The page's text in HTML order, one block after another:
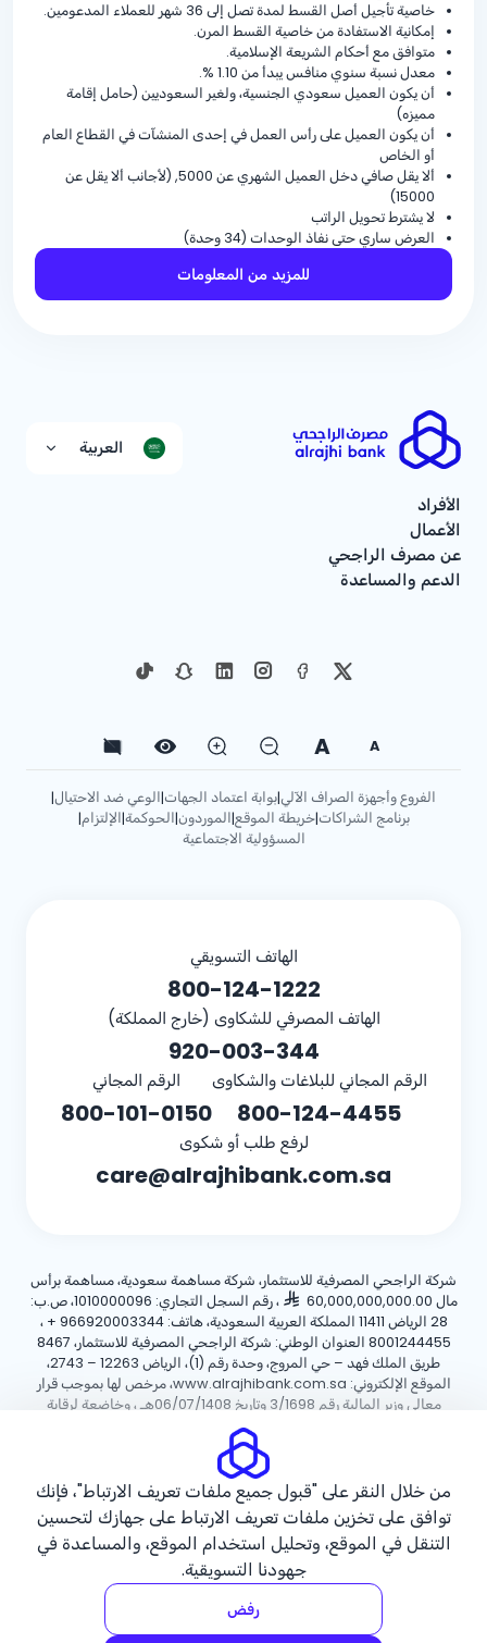
خاصية تأجيل أصل القسط لمدة تصل إلى 36 شهر للعملاء المدعومين.
إمكانية الاستفادة من خاصية القسط المرن.
متوافق مع أحكام الشريعة الإسلامية.
معدل نسبة سنوي منافس يبدأ من 1.10 %.
أن يكون العميل سعودي الجنسية، ولغير السعوديين (حامل إقامة
مميزه)
أن يكون العميل على رأس العمل في إحدى المنشآت في القطاع العام
أو الخاص
ألا يقل صافي دخل العميل الشهري عن 5000, (لأجانب ألا يقل عن
15000)
لا يشترط تحويل الراتب
العرض ساري حتى نفاذ الوحدات (34 وحدة)
للمزيد من المعلومات
العربية
الأفراد
الأعمال
عن مصرف الراجحي
الدعم والمساعدة
A
A
الفروع وأجهزة الصراف الآلي|بوابة اعتماد الجهات|الوعي ضد الاحتيال|
برنامج الشراكات|خريطة الموقع|الموردون|الحوكمة|الإلتزام|
المسؤولية الاجتماعية
الهاتف التسويقي
800-124-1222
الهاتف المصرفي للشكاوى (خارج المملكة)
920-003-344
الرقم المجاني للبلاغات والشكاوى
800-124-4455
الرقم المجاني
800-101-0150
لرفع طلب أو شكوى
care@alrajhibank.com.sa
شركة الراجحي المصرفية للاستثمار، شركة مساهمة سعودية، مساهمة برأس
مال 60,000,000,000.00
، رقم السجل التجاري: 1010000096، ص.ب:
28 الرياض 11411 المملكة العربية السعودية، هاتف:
+ 966920003344 ،
8001244455 العنوان الوطني: شركة الراجحي المصرفية للاستثمار، 8467
طريق الملك فهد – حي المروج، وحدة رقم (1)، الرياض 12263 – 2743،
الموقع الإلكتروني: www.alrajhibank.com.sa، مرخص لها بموجب قرار
معالي وزير المالية رقم 3/1698 وتاريخ 06/07/1408هـ ، وخاضعة لرقابة
وإشراف البنك المركزي السعودي.
حقوق الطبع والنشر ©2026 مصرف الراجحي.
سياسة ملفات تعريف الارتباطسياسة الخصوصية الأحكام والشروط
من خلال النقر على "قبول جميع ملفات تعريف الارتباط"، فإنك
توافق على تخزين ملفات تعريف الارتباط على جهازك لتحسين
التنقل في الموقع، وتحليل استخدام الموقع، والمساعدة في
جهودنا التسويقية.
رفض